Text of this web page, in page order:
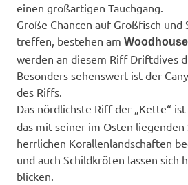
einen großartigen Tauchgang.
Große Chancen auf Großfisch und
treffen, bestehen am
werden an diesem Riff Driftdives
Besonders sehenswert ist der
des Riffs.
Das nördlichste Riff der „Kette“ ist
das mit seiner im Osten
herrlichen Korallenlandschaften
und auch Schildkröten lassen sich
blicken.